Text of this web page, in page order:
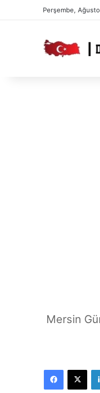
Perşembe,
Mersin